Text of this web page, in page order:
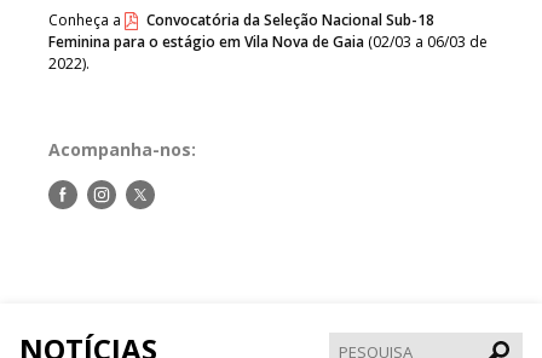
Conheça a
Convocatória da Seleção Nacional Sub-18
Feminina para o estágio em Vila Nova de Gaia (02/03 a 06/03 de
2022).
Acompanha-nos:
Siga-Siga-Siga-
NOTÍCIAS